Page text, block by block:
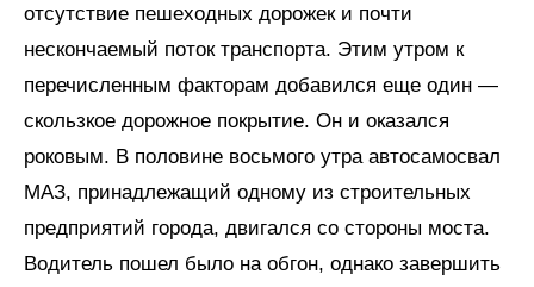
отсутствие пешеходных дорожек и почти
нескончаемый поток транспорта. Этим утром к
перечисленным факторам добавился еще один —
скользкое дорожное покрытие. Он и оказался
роковым. В половине восьмого утра автосамосвал
МАЗ, принадлежащий одному из строительных
предприятий города, двигался со стороны моста.
Водитель пошел было на обгон, однако завершить